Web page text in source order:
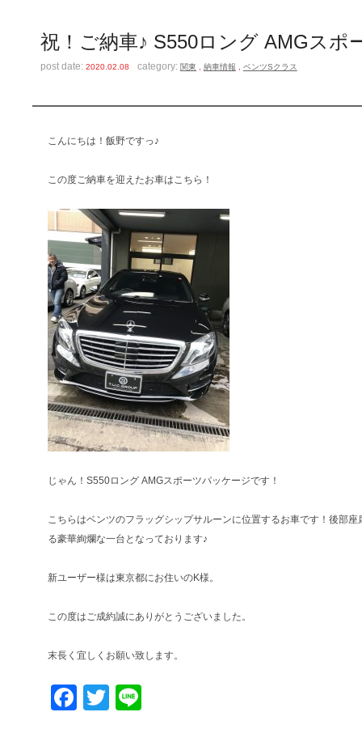
祝！ご納車♪ S550ロング AMGスポ
post date:2020.02.08 category: 関東 納車情報 ベンツSクラス
こんにちは！飯野ですっ♪
この度ご納車を迎えたお車はこちら！
じゃん！S550ロング AMGスポーツパッケージです！
こちらはベンツのフラッグシップサルーンに位置するお車です！後部
る豪華絢爛な一台となっております♪
新ユーザー様は東京都にお住いのK様。
この度はご成約誠にありがとうございました。
末長く宜しくお願い致します。
Facebook
Twitter